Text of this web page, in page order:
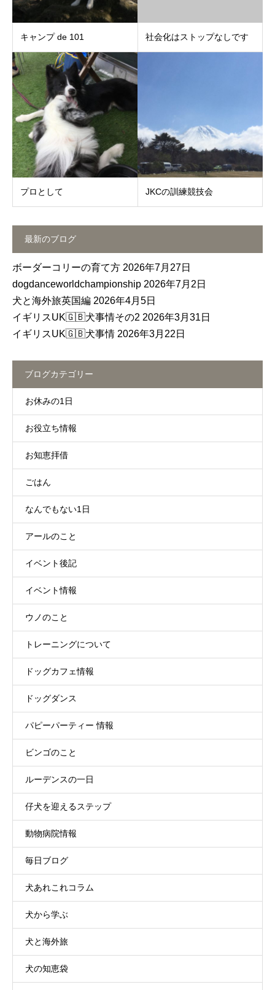
キャンプ de 101 社会化はストップなしです
プロとして JKCの訓練競技会
最新のブログ
ボーダーコリーの育て方 2026年7月27日
dogdanceworldchampionship 2026年7月2日
犬と海外旅英国編 2026年4月5日
イギリスUK🇬🇧犬事情その2 2026年3月31日
イギリスUK🇬🇧犬事情 2026年3月22日
ブログカテゴリー
お休みの1日
お役立ち情報
お知恵拝借
ごはん
なんでもない1日
アールのこと
イベント後記
イベント情報
ウノのこと
トレーニングについて
ドッグカフェ情報
ドッグダンス
パピーパーティー 情報
ビンゴのこと
ルーデンスの一日
仔犬を迎えるステップ
動物病院情報
毎日ブログ
犬あれこれコラム
犬から学ぶ
犬と海外旅
犬の知恵袋